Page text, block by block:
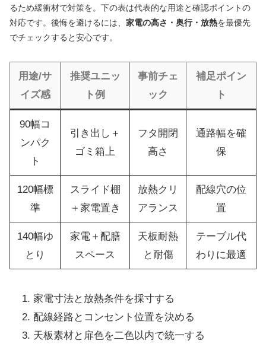
るため緩衝材で対策を。下の表は代表的な用途と確認ポイントの
対応です。後悔を避けるには、 家電の高さ・奥行・放熱を最優先
でチェックすると安心です。
用途/サ
イズ感
推奨ユニッ
ト例
事前チェ
ック
補足ポイン
ト
90幅コ
ンパク
ト
引き出し＋
ゴミ箱上
フタ開閉
高さ
通路幅を確
保
120幅標
準
スライド棚
＋家電置き
放熱クリ
アランス
配線穴の位
置
140幅ゆ
とり
家電＋配膳
スペース
天板耐熱
と耐傷
テーブル代
わりに最適
家電寸法と放熱条件を採寸する
配線経路とコンセント位置を決める
天板素材と扉色を二色以内で統一する